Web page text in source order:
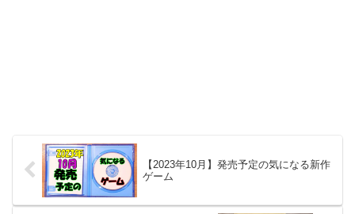
【2023年10月】発売予定の気になる新作
ゲーム